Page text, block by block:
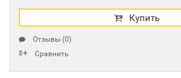
Купить
Отзывы (0)
Сравнить